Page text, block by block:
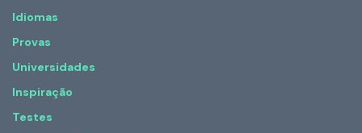
Idiomas
Provas
Universidades
Inspiração
Testes